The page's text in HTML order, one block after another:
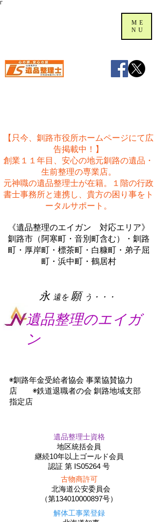
Γ
​永 遠を 願 う・・・
遺品整理のエイガ
ン
◉釧路年金受給者協会 事業協賛協力
店 ◉鉄道退職者の会 釧路地域支部
指定店
遺品整理士資格
地区統括会員
​継続10年以上ゴールド会員
認証 第 IS05264 号
古物商許可
北海道公安委員会
（第134010000897号）
解体工事業登録
【只今、釧路市役所ホームページにて広
告掲載中！】
創業１１年目、安心の地元釧路の遺品・
生前整理の専業店。
​元神職の遺品整理士が在籍。１階の行政
書士事務所と連携し、貴方の困り事をト
ータルサポート。
《遺品整理のエイガン 対応エリア》
釧路市（阿寒町・音別町含む）・釧路
町・厚岸町・標茶町・白糠町・弟子屈
町・浜中町・鶴居村
ME
NU